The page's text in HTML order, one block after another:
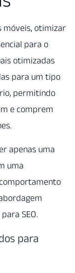
móveis, otimizar
para o
otimizadas
para um tipo
permitindo
e comprem
apenas uma
uma
SEO.
para